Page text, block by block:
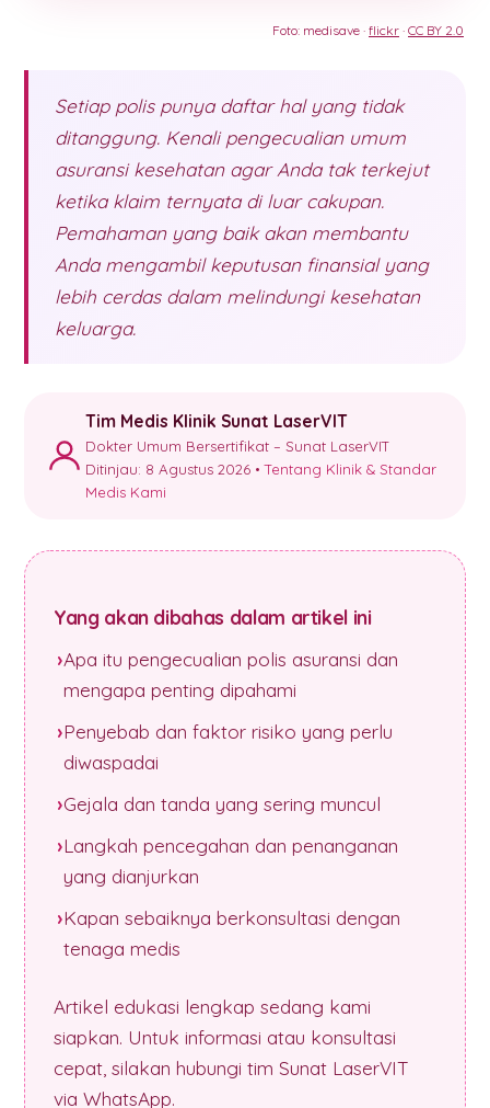
Foto: medisave · flickr · CC BY 2.0
Setiap polis punya daftar hal yang tidak
ditanggung. Kenali pengecualian umum
asuransi kesehatan agar Anda tak terkejut
ketika klaim ternyata di luar cakupan.
Pemahaman yang baik akan membantu
Anda mengambil keputusan finansial yang
lebih cerdas dalam melindungi kesehatan
keluarga.
Tim Medis Klinik Sunat LaserVIT
Dokter Umum Bersertifikat – Sunat LaserVIT
Ditinjau: 8 Agustus 2026 •Tentang Klinik & Standar
Medis Kami
Yang akan dibahas dalam artikel ini
Apa itu pengecualian polis asuransi dan
mengapa penting dipahami
Penyebab dan faktor risiko yang perlu
diwaspadai
Gejala dan tanda yang sering muncul
Langkah pencegahan dan penanganan
yang dianjurkan
Kapan sebaiknya berkonsultasi dengan
tenaga medis
Artikel edukasi lengkap sedang kami
siapkan. Untuk informasi atau konsultasi
cepat, silakan hubungi tim Sunat LaserVIT
via WhatsApp.